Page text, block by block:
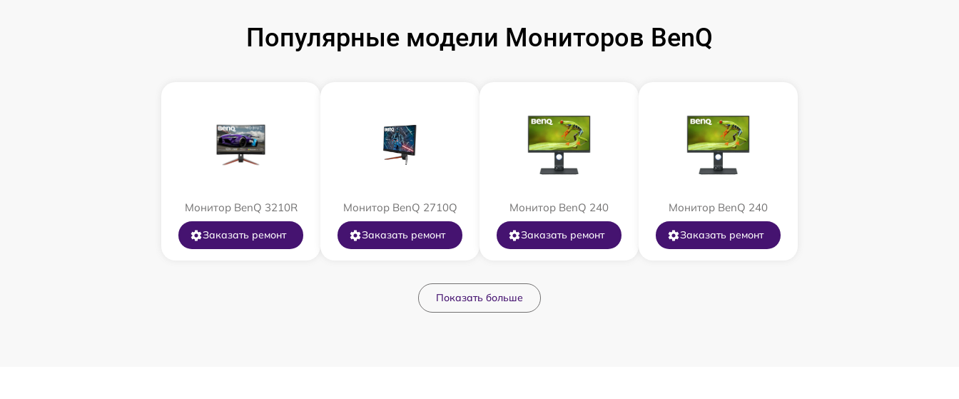
Популярные модели Мониторов BenQ
Монитор BenQ 3210R
Заказать ремонт
Монитор BenQ 2710Q
Заказать ремонт
Монитор BenQ 240
Заказать ремонт
Монитор BenQ 240
Заказать ремонт
Показать больше